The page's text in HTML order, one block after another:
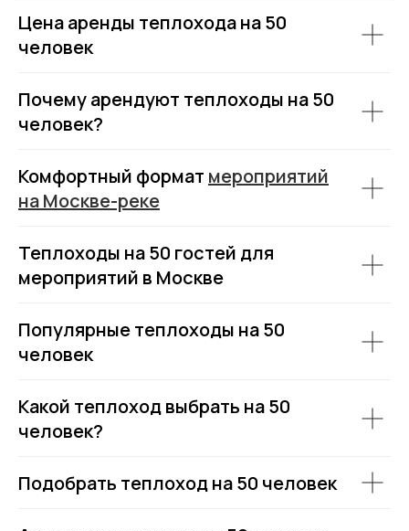
Цена аренды теплохода на 50
человек
Почему арендуют теплоходы на 50
человек?
Комфортный формат мероприятий
на Москве-реке
Теплоходы на 50 гостей для
мероприятий в Москве
Популярные теплоходы на 50
человек
Какой теплоход выбрать на 50
человек?
Подобрать теплоход на 50 человек
8с2А, Москва, 109028
ИП Зимин Дмитрий Вячеславович
+7 (499) 992 99-89
Речные прогулки
Аренда яхт
Мероприятия
Выпускной
Расписание
О компании
История компании
Пользовательское соглашение